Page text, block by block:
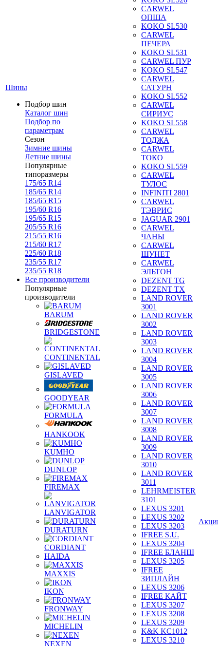
Шины
Подбор шин
Каталог шин
Подбор по
параметрам
Сезон
Зимние шины
Летние шины
Популярные
типоразмеры
175/65 R14
185/65 R14
185/65 R15
195/60 R16
195/65 R15
205/55 R16
215/55 R16
215/60 R17
225/60 R18
235/55 R17
235/55 R18
Все производители
Популярные
производители
BARUM
BRIDGESTONE
CONTINENTAL
GISLAVED
GOODYEAR
FORMULA
HANKOOK
KUMHO
DUNLOP
FIREMAX
LANVIGATOR
DURATURN
CORDIANT
HAIDA
MAXXIS
IKON
FRONWAY
MICHELIN
NEXEN
CARWEL
ОПША
KOKO SL530
CARWEL
ПЕЧЕРА
KOKO SL531
CARWEL ПУР
KOKO SL547
CARWEL
САТУРН
KOKO SL552
CARWEL
СИРИУС
KOKO SL558
CARWEL
ТОДЖА
CARWEL
ТОКО
KOKO SL559
CARWEL
ТУЛОС
INFINITI 2801
CARWEL
ТЭВРИС
JAGUAR 2901
CARWEL
ЧАНЫ
CARWEL
ШУНЕТ
CARWEL
ЭЛЬТОН
DEZENT TG
DEZENT TX
LAND ROVER
3001
LAND ROVER
3002
LAND ROVER
3003
LAND ROVER
3004
LAND ROVER
3005
LAND ROVER
3006
LAND ROVER
3007
LAND ROVER
3008
LAND ROVER
3009
LAND ROVER
3010
LAND ROVER
3011
LEHRMEISTER
3101
LEXUS 3201
LEXUS 3202
LEXUS 3203
IFREE S.U.
LEXUS 3204
IFREE БЛАНШ
LEXUS 3205
IFREE
ЗИПЛАЙН
LEXUS 3206
IFREE КАЙТ
LEXUS 3207
LEXUS 3208
LEXUS 3209
K&K KC1012
LEXUS 3210